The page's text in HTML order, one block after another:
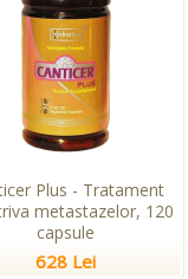
Plus - Tratament
metastazelor, 120
capsule
628 Lei